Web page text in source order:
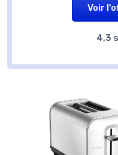
Voir
4,3